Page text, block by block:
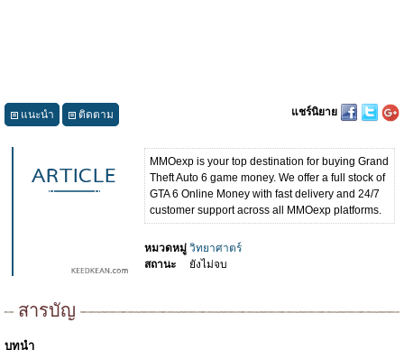
แนะนำ ติดตาม แชร์นิยาย
MMOexp is your top destination for buying Grand
Theft Auto 6 game money. We offer a full stock of
GTA 6 Online Money with fast delivery and 24/7
customer support across all MMOexp platforms.
หมวดหมู่ วิทยาศาตร์
สถานะ
ยังไม่จบ
สารบัญ
บทนำ